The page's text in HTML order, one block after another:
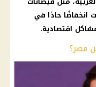
حادًا في
اقتصادية.
مصر؟